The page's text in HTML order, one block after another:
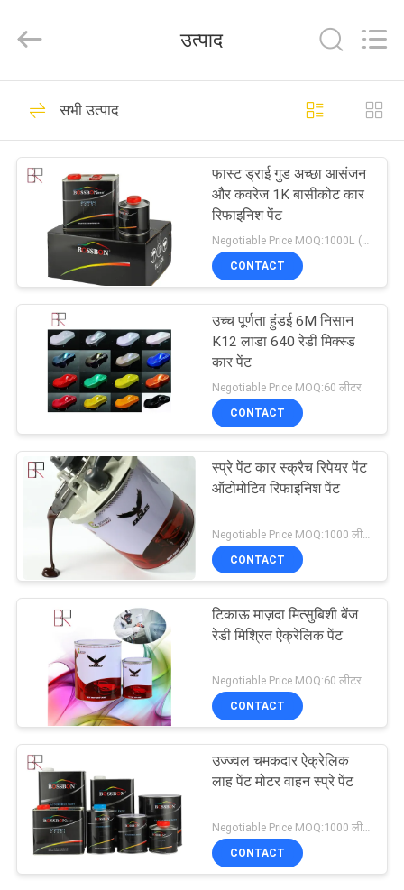
उत्पाद
कारखाना
भ्रमण
नियंत्रण
संपर्क
समाचार
उद्धरण
की
विनती
साइटमैप
Co.,Ltd..
Developed
कार रिफाइनिश पेंट
60
ऑटोमोटिव रिफाइनिश पेंट
32
ऑटो रिफाइनिश पेंट
धातु कार पेंट
51
28
उत्पाद
सभी उत्पाद
फास्ट ड्राई गुड अच्छा आसंजन
और कवरेज 1K बासीकोट कार
रिफाइनिश पेंट
Negotiable Price MOQ:1000L (मिश्रित आइटम स्वीकार्य है)
CONTACT
उच्च पूर्णता हुंडई 6M निसान
K12 लाडा 640 रेडी मिक्स्ड
कार पेंट
Negotiable Price MOQ:60 लीटर
CONTACT
स्प्रे पेंट कार स्क्रैच रिपेयर पेंट
ऑटोमोटिव रिफाइनिश पेंट
CONTACT
टिकाऊ माज़दा मित्सुबिशी बेंज
रेडी मिश्रित ऐक्रेलिक पेंट
Negotiable Price MOQ:60 लीटर
CONTACT
उज्ज्वल चमकदार ऐक्रेलिक
लाह पेंट मोटर वाहन स्प्रे पेंट
Negotiable Price MOQ:1000 लीटर
CONTACT